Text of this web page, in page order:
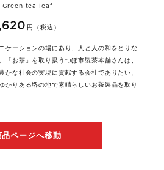
Green tea leaf
円（税込）
ケーションの場にあり、人と人の和をとりな
「お茶」を取り扱うつぼ市製茶本舗さんは、
かな社会の実現に貢献する会社でありたい、
かりある堺の地で素晴らしいお茶製品を取り
品ページへ移動